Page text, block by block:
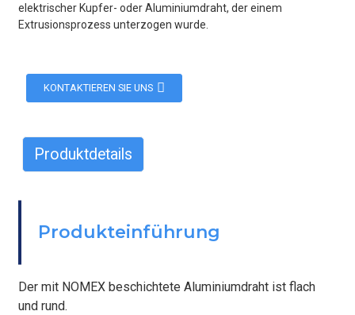
elektrischer Kupfer- oder Aluminiumdraht, der einem
Extrusionsprozess unterzogen wurde.
KONTAKTIEREN SIE UNS
Produktdetails
Produkteinführung
Der mit NOMEX beschichtete Aluminiumdraht ist flach
und rund.